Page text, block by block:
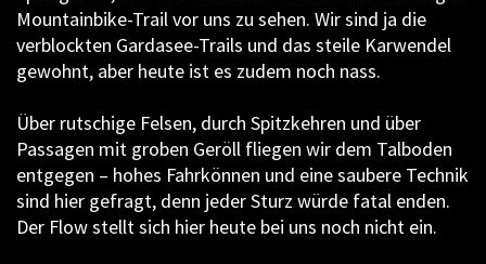
Mountainbike-Trail vor uns zu sehen. Wir sind ja die
verblockten Gardasee-Trails und das steile Karwendel
gewohnt, aber heute ist es zudem noch nass.
Über rutschige Felsen, durch Spitzkehren und über
Passagen mit groben Geröll fliegen wir dem Talboden
entgegen – hohes Fahrkönnen und eine saubere Technik
sind hier gefragt, denn jeder Sturz würde fatal enden.
Der Flow stellt sich hier heute bei uns noch nicht ein.